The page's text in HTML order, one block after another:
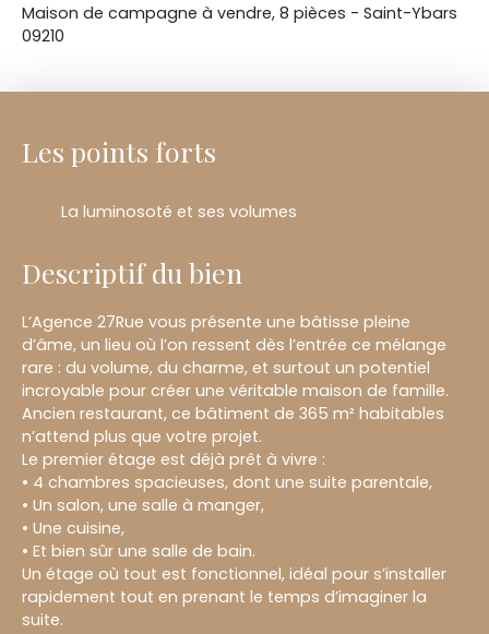
Maison de campagne à vendre, 8 pièces - Saint-Ybars
09210
Les points forts
La luminosoté et ses volumes
Descriptif du bien
L’Agence 27Rue vous présente une bâtisse pleine
d’âme, un lieu où l’on ressent dès l’entrée ce mélange
rare : du volume, du charme, et surtout un potentiel
incroyable pour créer une véritable maison de famille.
Ancien restaurant, ce bâtiment de 365 m² habitables
n’attend plus que votre projet.
Le premier étage est déjà prêt à vivre :
• 4 chambres spacieuses, dont une suite parentale,
• Un salon, une salle à manger,
• Une cuisine,
• Et bien sûr une salle de bain.
Un étage où tout est fonctionnel, idéal pour s’installer
rapidement tout en prenant le temps d’imaginer la
suite.